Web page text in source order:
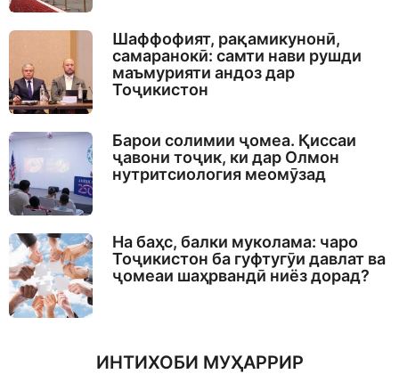
Шаффофият, рақамикунонӣ,
самаранокӣ: самти нави рушди
маъмурияти андоз дар
Тоҷикистон
Барои солимии ҷомеа. Қиссаи
ҷавони тоҷик, ки дар Олмон
нутритсиология меомӯзад
На баҳс, балки муколама: чаро
Тоҷикистон ба гуфтугӯи давлат ва
ҷомеаи шаҳрвандӣ ниёз дорад?
ИНТИХОБИ МУҲАРРИР